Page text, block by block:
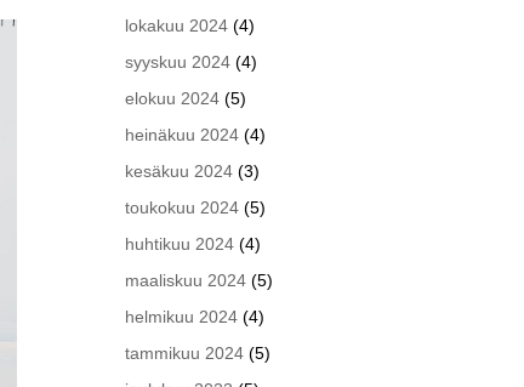
lokakuu 2024 (4)
syyskuu 2024 (4)
elokuu 2024 (5)
heinäkuu 2024 (4)
kesäkuu 2024 (3)
toukokuu 2024 (5)
huhtikuu 2024 (4)
maaliskuu 2024 (5)
helmikuu 2024 (4)
tammikuu 2024 (5)